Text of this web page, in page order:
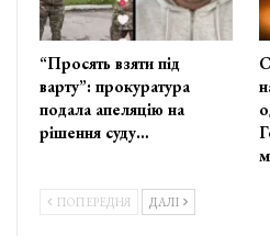
“Просять взяти під
варту”: прокуратура
подала апеляцію на
рішення суду…
ПОПЕРЕДНЯ ДАЛІ